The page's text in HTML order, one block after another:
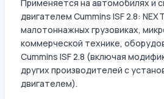
Применяется на автомобилях и
двигателем Cummins ISF 2.8:
малотоннажных грузовиках,
коммерческой технике,
Cummins ISF 2.8 (включая
других производителей с
двигателем).